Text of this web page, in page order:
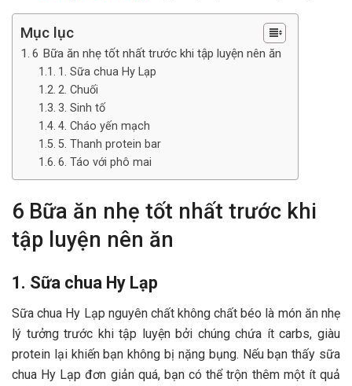
Mục lục
6 Bữa ăn nhẹ tốt nhất trước khi tập luyện nên ăn
1. Sữa chua Hy Lạp
2. Chuối
3. Sinh tố
4. Cháo yến mạch
5. Thanh protein bar
6. Táo với phô mai
6 Bữa ăn nhẹ tốt nhất trước khi
tập luyện nên ăn
1. Sữa chua Hy Lạp
Sữa chua Hy Lạp nguyên chất không chất béo là món ăn nhẹ
lý tưởng trước khi tập luyện bởi chúng chứa ít carbs, giàu
protein lại khiến bạn không bị nặng bụng. Nếu bạn thấy sữa
chua Hy Lạp đơn giản quá, bạn có thể trộn thêm một ít quả